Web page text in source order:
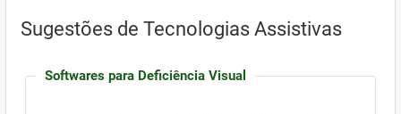
Sugestões de Tecnologias Assistivas
Softwares para Deficiência Visual